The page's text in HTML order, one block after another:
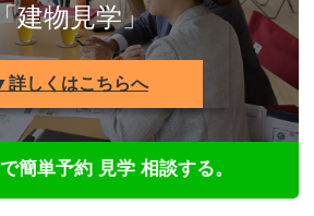
「建物見学」
詳しくはこちらへ
簡単予約 見学 相談する。